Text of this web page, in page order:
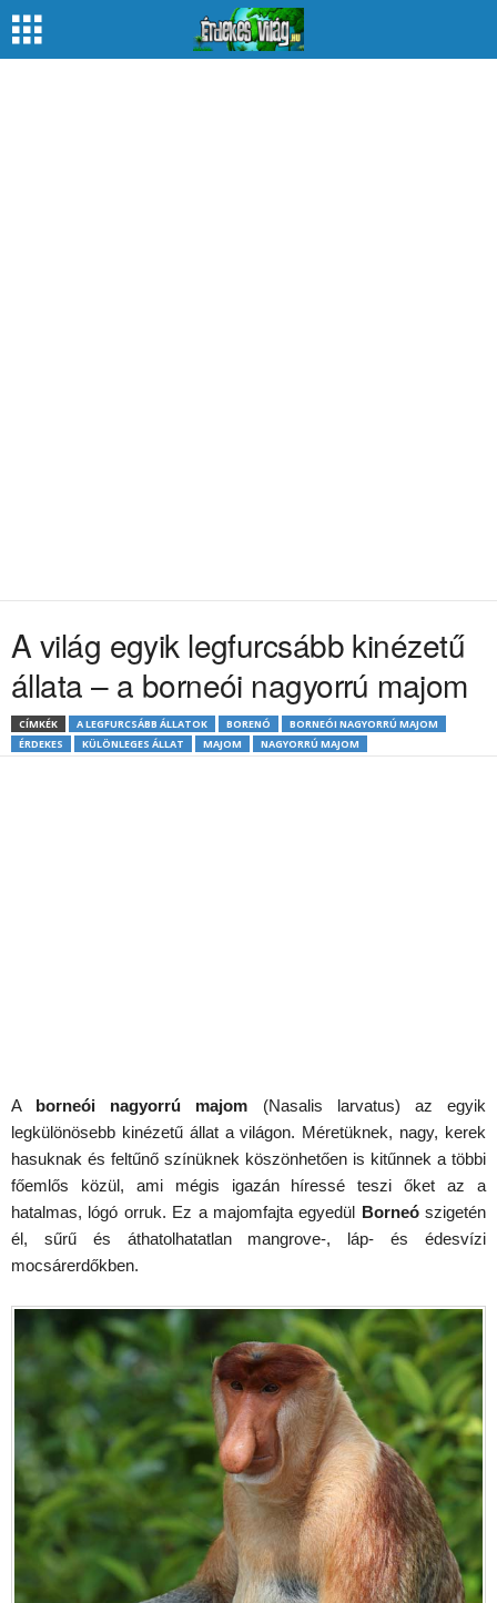
A világ egyik legfurcsább kinézetű
állata – a borneói nagyorrú majom
CÍMKÉK A LEGFURCSÁBB ÁLLATOK BORENÓ
BORNEÓI NAGYORRÚ MAJOM
ÉRDEKES
KÜLÖNLEGES ÁLLAT MAJOM NAGYORRÚ MAJOM
A borneói nagyorrú majom (Nasalis larvatus) az egyik
legkülönösebb kinézetű állat a világon. Méretüknek, nagy, kerek
hasuknak és feltűnő színüknek köszönhetően is kitűnnek a többi
főemlős közül, ami mégis igazán híressé teszi őket az a
hatalmas, lógó orruk. Ez a majomfajta egyedül Borneószigetén
él, sűrű és áthatolhatatlan mangrove-, láp- és édesvízi
mocsárerdőkben.